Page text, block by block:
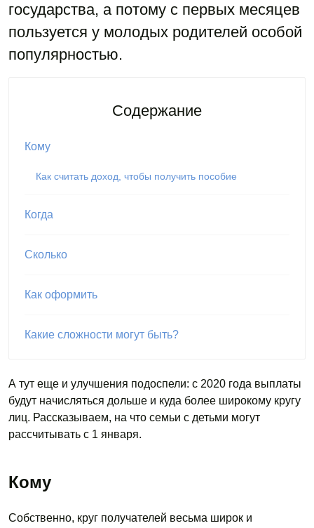
государства, а потому с первых месяцев
пользуется у молодых родителей особой
популярностью.
Содержание
Кому
Как считать доход, чтобы получить пособие
Когда
Сколько
Как оформить
Какие сложности могут быть?
А тут еще и улучшения подоспели: с 2020 года выплаты
будут начисляться дольше и куда более широкому кругу
лиц. Рассказываем, на что семьи с детьми могут
рассчитывать с 1 января.
Кому
Собственно, круг получателей весьма широк и